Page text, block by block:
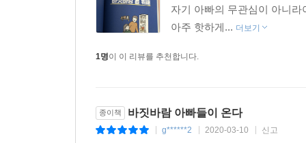
자기 아빠의 무관심이 아니
아주 핫하게... 더보기
1명이 이 리뷰를 추천합니다.
종이책 바짓바람 아빠들이 온다
g******2 2020-03-10 신고